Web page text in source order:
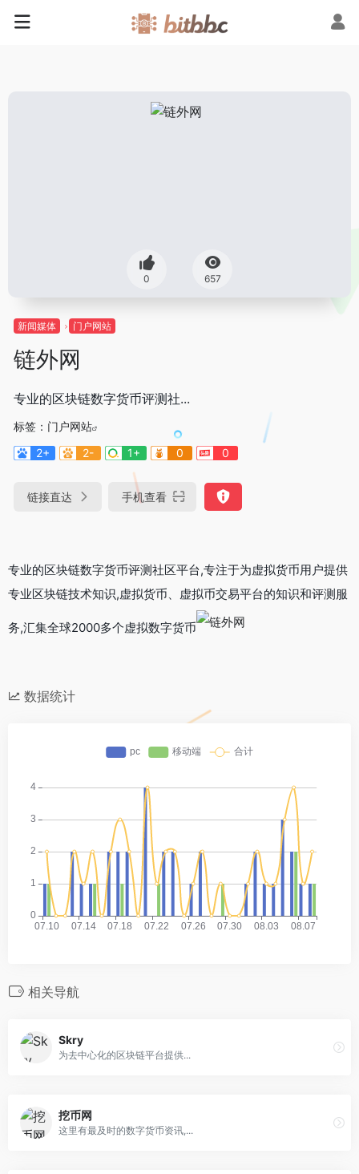
0 657
新闻媒体 门户网站
链外网
专业的区块链数字货币评测社...
标签： 门户网站
2+
2- 1+ 0 0
链接直达 手机查看
专业的区块链数字货币评测社区平台,专注于为虚拟货币用户提供
专业区块链技术知识,虚拟货币、虚拟币交易平台的知识和评测服
务,汇集全球2000多个虚拟数字货币
数据统计
相关导航
Skry
为去中心化的区块链平台提供...
挖币网
这里有最及时的数字货币资讯,...